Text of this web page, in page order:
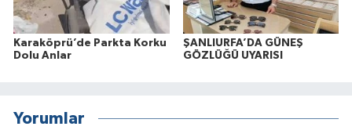
Karaköprü’de Parkta Korku
Dolu Anlar
ŞANLIURFA’DA GÜNEŞ
GÖZLÜĞÜ UYARISI
Yorumlar